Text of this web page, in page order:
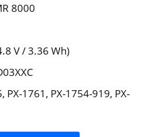
8000
V / 3.36 Wh)
PX-1761, PX-1754-919, PX-